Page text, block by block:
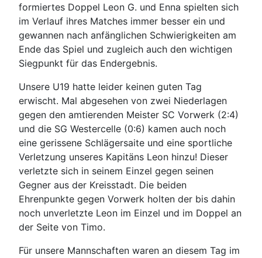
formiertes Doppel Leon G. und Enna spielten sich
im Verlauf ihres Matches immer besser ein und
gewannen nach anfänglichen Schwierigkeiten am
Ende das Spiel und zugleich auch den wichtigen
Siegpunkt für das Endergebnis.
Unsere U19 hatte leider keinen guten Tag
erwischt. Mal abgesehen von zwei Niederlagen
gegen den amtierenden Meister SC Vorwerk (2:4)
und die SG Westercelle (0:6) kamen auch noch
eine gerissene Schlägersaite und eine sportliche
Verletzung unseres Kapitäns Leon hinzu! Dieser
verletzte sich in seinem Einzel gegen seinen
Gegner aus der Kreisstadt. Die beiden
Ehrenpunkte gegen Vorwerk holten der bis dahin
noch unverletzte Leon im Einzel und im Doppel an
der Seite von Timo.
Für unsere Mannschaften waren an diesem Tag im